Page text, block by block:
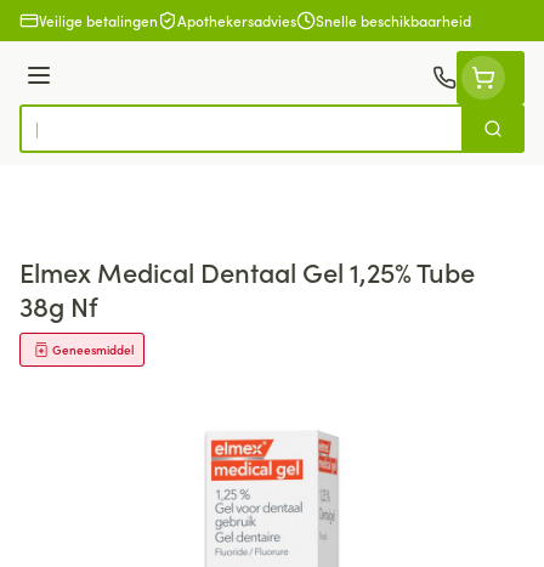
Ga naar de inhoud
Veilige betalingen Apothekersadvies Snelle beschikbaarheid
Menu
Product, merk, categorie...
Zoek
Elmex Medical Dentaal Gel 1,25% Tube
38g Nf
Geneesmiddel